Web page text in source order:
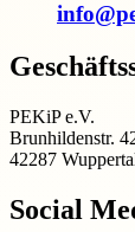
PEKiP e.V.
Brunhildenstr.
42287
Social